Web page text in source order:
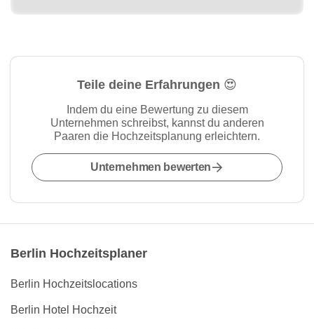
Teile deine Erfahrungen 😍
Indem du eine Bewertung zu diesem
Unternehmen schreibst, kannst du anderen
Paaren die Hochzeitsplanung erleichtern.
Unternehmen bewerten
Berlin Hochzeitsplaner
Berlin Hochzeitslocations
Berlin Hotel Hochzeit